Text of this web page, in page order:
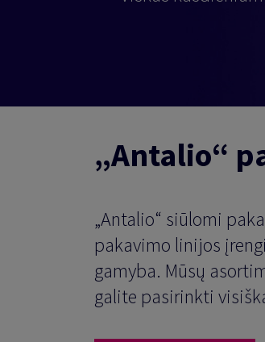
„Antalio“
„Antalio“ siūlomi
pakavimo linijos
gamyba. Mūsų
galite pasirinkti